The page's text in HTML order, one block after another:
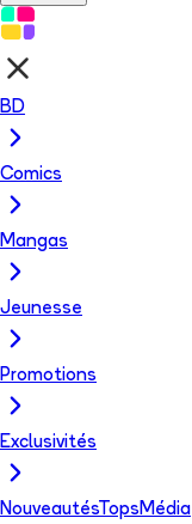
BD
Comics
Mangas
Jeunesse
Promotions
Exclusivités
NouveautésTops Média